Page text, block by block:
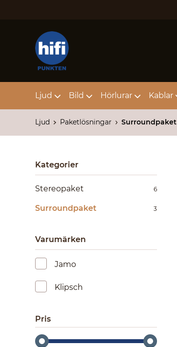
Ljud Bild Hörlurar Kablar
Ljud Paketlösningar Surroundpaket
Kategorier
Stereopaket 6
Surroundpaket 3
Varumärken
Jamo
Klipsch
Pris